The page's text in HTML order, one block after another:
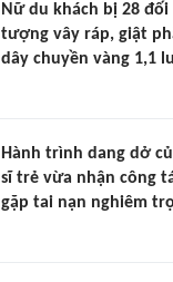
Nữ du khách bị 28 đối
tượng vây ráp, giật
dây chuyền vàng 1,1
Hành trình dang dở
sĩ trẻ vừa nhận công
gặp tai nạn nghiêm